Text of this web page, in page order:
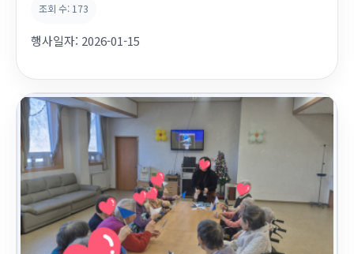
조회 수: 173
행사일자: 2026-01-15